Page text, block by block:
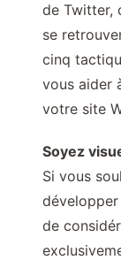
de Twitter,
se
cinq
vous aider
votre site
Soyez
Si vous
de